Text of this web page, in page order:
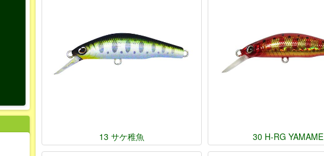
13 サケ稚魚 30 H-RG YAMAME